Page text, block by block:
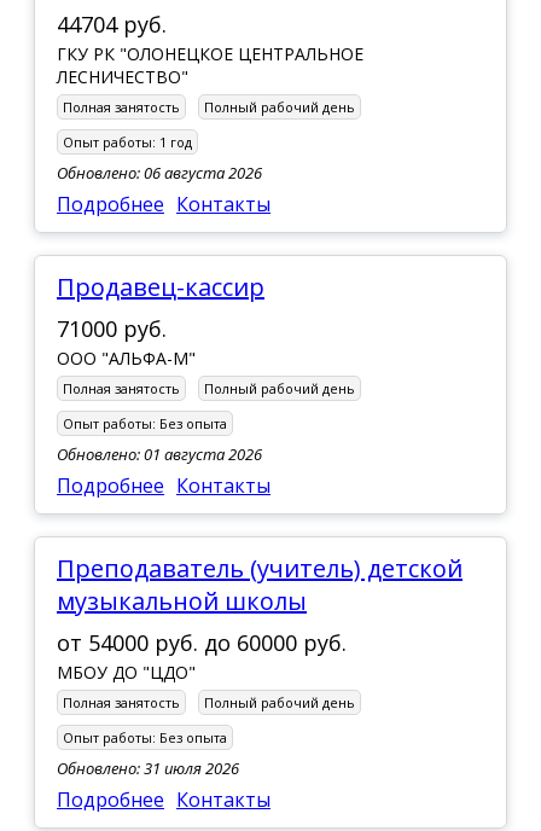
44704 руб.
ГКУ РК "ОЛОНЕЦКОЕ ЦЕНТРАЛЬНОЕ
ЛЕСНИЧЕСТВО"
Полная занятость
Полный рабочий день
Опыт работы: 1 год
Обновлено: 06 августа 2026
Подробнее Контакты
Продавец-кассир
71000 руб.
ООО "АЛЬФА-М"
Полная занятость
Полный рабочий день
Опыт работы: Без опыта
Обновлено: 01 августа 2026
Подробнее Контакты
Преподаватель (учитель) детской
музыкальной школы
от 54000 руб. до 60000 руб.
МБОУ ДО "ЦДО"
Полная занятость
Полный рабочий день
Опыт работы: Без опыта
Обновлено: 31 июля 2026
Подробнее Контакты